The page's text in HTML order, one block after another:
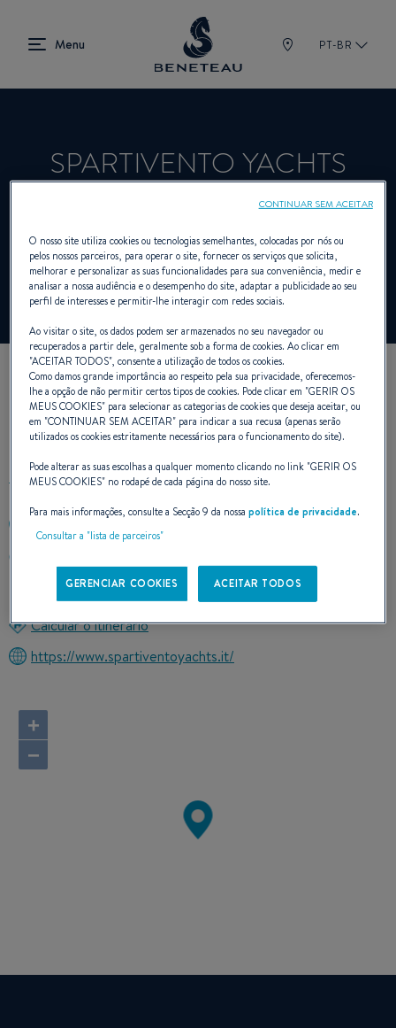
PT-BR
SPARTIVENTO YACHTS
Revendedor Veleiros, A bordo para
BENETEAU
NOSSOS DADOS DE
CONTATO
+390640060490
90133 Palermo (PA)
Calcular o itinerário
https://www.spartiventoyachts.it/
+
−
O nosso site utiliza cookies ou tecnologias semelhantes, colocadas por nós ou
pelos nossos parceiros, para operar o site, fornecer os serviços que solicita,
melhorar e personalizar as suas funcionalidades para sua conveniência, medir e
analisar a nossa audiência e o desempenho do site, adaptar a publicidade ao seu
perfil de interesses e permitir-lhe interagir com redes sociais.
Ao visitar o site, os dados podem ser armazenados no seu navegador ou
recuperados a partir dele, geralmente sob a forma de cookies. Ao clicar em
"ACEITAR TODOS", consente a utilização de todos os cookies.
Como damos grande importância ao respeito pela sua privacidade, oferecemos-
lhe a opção de não permitir certos tipos de cookies. Pode clicar em "GERIR OS
MEUS COOKIES" para selecionar as categorias de cookies que deseja aceitar, ou
em "CONTINUAR SEM ACEITAR" para indicar a sua recusa (apenas serão
utilizados os cookies estritamente necessários para o funcionamento do site).
Pode alterar as suas escolhas a qualquer momento clicando no link "GERIR OS
MEUS COOKIES" no rodapé de cada página do nosso site.
Para mais informações, consulte a Secção 9 da nossapolítica de privacidade.
Consultar a "lista de parceiros"
GERENCIAR COOKIES ACEITAR TODOS
CONTINUAR SEM ACEITAR